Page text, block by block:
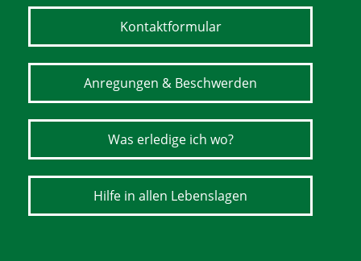
Kontaktformular
Anregungen & Beschwerden
Was erledige ich wo?
Hilfe in allen Lebenslagen